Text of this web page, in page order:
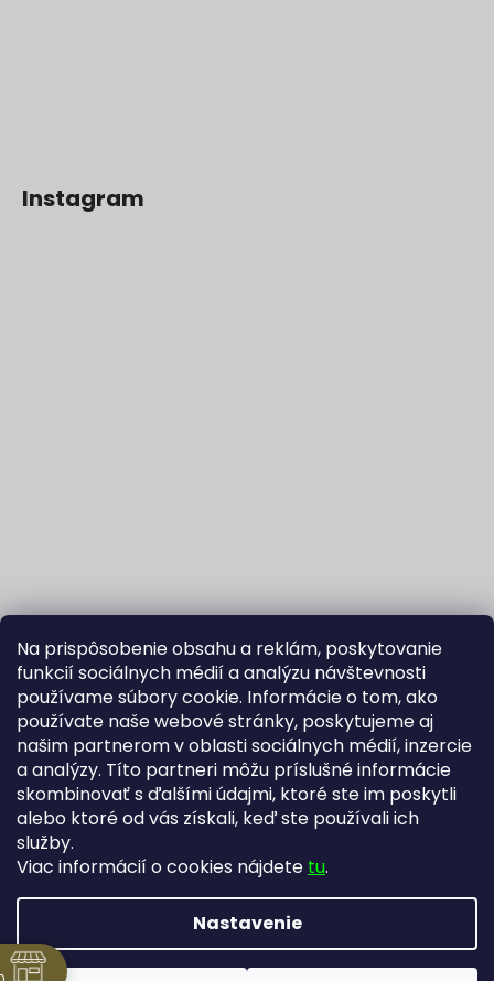
Na prispôsobenie obsahu a reklám, poskytovanie
funkcií sociálnych médií a analýzu návštevnosti
používame súbory cookie. Informácie o tom, ako
používate naše webové stránky, poskytujeme aj
našim partnerom v oblasti sociálnych médií, inzercie
a analýzy. Títo partneri môžu príslušné informácie
skombinovať s ďalšími údajmi, ktoré ste im poskytli
alebo ktoré od vás získali, keď ste používali ich
služby.
Viac informácií o cookies nájdete tu.
Nastavenie
Instagram
Sledovať na Instagrame
Fortuna Aurum na Heureka.sk
Copyright 2026Zlatníctvo Žatecký, s.r.o.. Všetky práva